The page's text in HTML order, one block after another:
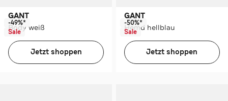
GANT
Body weiß
-49%*
Sale
Jetzt shoppen
GANT
Hemd hellblau
-50%*
Sale
Jetzt shoppen